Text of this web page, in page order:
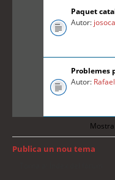
Paquet
Autor: josoca
Problemes
Autor:
Publica un nou tema